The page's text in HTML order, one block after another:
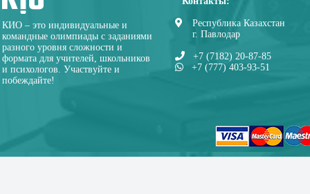
КИО – это индивидуальные и
командные олимпиады с заданиями
разного уровня сложности и
формата для учителей, школьников
и психологов. Участвуйте и
побеждайте!
Республика Казахстан
г. Павлодар
+7 (7182) 20-87-85
+7 (777) 403-93-51